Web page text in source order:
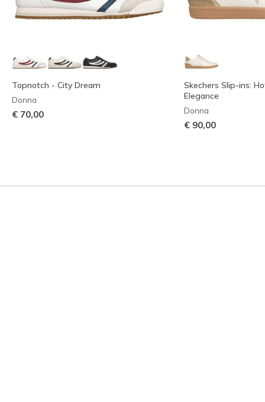
Topnotch - City Dream
Donna
€ 70,00
Skechers Slip-ins:
Elegance
Donna
€ 90,00